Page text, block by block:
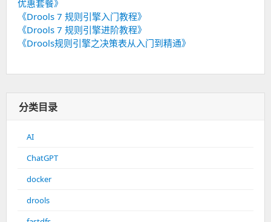
优惠套餐》
《Drools 7 规则引擎入门教程》
《Drools 7 规则引擎进阶教程》
《Drools规则引擎之决策表从入门到精通》
分类目录
AI
ChatGPT
docker
drools